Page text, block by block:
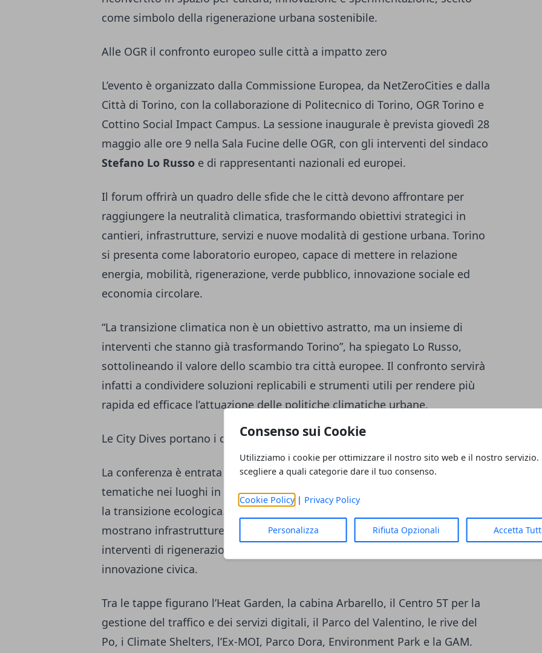
Consenso sui Cookie
Utilizziamo i cookie per ottimizzare il nostro sito web e il nostro servizio.
scegliere a quali categorie dare il tuo consenso.
Cookie Policy| Privacy Policy
Personalizza Rifiuta Opzionali Accetta
come simbolo della rigenerazione urbana sostenibile.
Alle OGR il confronto europeo sulle città a impatto zero
L’evento è organizzato dalla Commissione Europea, da NetZeroCities e dalla
Città di Torino, con la collaborazione di Politecnico di Torino, OGR Torino e
Cottino Social Impact Campus. La sessione inaugurale è prevista giovedì 28
maggio alle ore 9 nella Sala Fucine delle OGR, con gli interventi del sindaco
Stefano Lo Russo e di rappresentanti nazionali ed europei.
Il forum offrirà un quadro delle sfide che le città devono affrontare per
raggiungere la neutralità climatica, trasformando obiettivi strategici in
cantieri, infrastrutture, servizi e nuove modalità di gestione urbana. Torino
si presenta come laboratorio europeo, capace di mettere in relazione
energia, mobilità, rigenerazione, verde pubblico, innovazione sociale ed
economia circolare.
“La transizione climatica non è un obiettivo astratto, ma un insieme di
interventi che stanno già trasformando Torino”, ha spiegato Lo Russo,
sottolineando il valore dello scambio tra città europee. Il confronto servirà
infatti a condividere soluzioni replicabili e strumenti utili per rendere più
rapida ed efficace l’attuazione delle politiche climatiche urbane.
Le City Dives portano i delegati nei quartieri della trasformazione
La conferenza è entrata nel vivo già oggi con leCity Dives, 14 visite studio
tematiche nei luoghi in cui Torino sta sperimentando interventi concreti per
la transizione ecologica. I sopralluoghi attraversano diversi quartieri e
mostrano infrastrutture energetiche, progetti di mobilità sostenibile,
interventi di rigenerazione urbana, housing sociale, spazi verdi e modelli di
innovazione civica.
Tra le tappe figurano l’Heat Garden, la cabina Arbarello, il Centro 5T per la
gestione del traffico e dei servizi digitali, il Parco del Valentino, le rive del
Po, i Climate Shelters, l’Ex-MOI, Parco Dora, Environment Park e la GAM.